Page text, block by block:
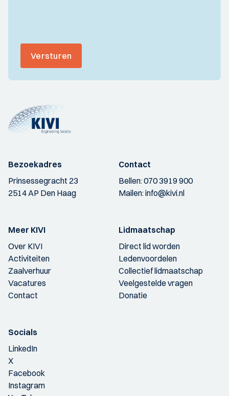
Versturen
Bezoekadres
Prinsessegracht 23
2514 AP Den Haag
Contact
Bellen:070 3919 900
Mailen:info@kivi.nl
Meer KIVI
Over KIVI
Activiteiten
Zaalverhuur
Vacatures
Contact
Lidmaatschap
Direct lid worden
Ledenvoordelen
Collectief lidmaatschap
Veelgestelde vragen
Donatie
Socials
LinkedIn
X
Facebook
Instagram